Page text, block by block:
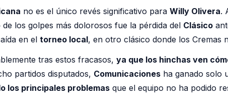
no es el único revés significativo para Willy Olivera.
los golpes más dolorosos fue la pérdida del Clásico
en el torneo local, en otro clásico donde los Cremas
tras estos fracasos, ya que los hinchas ven
partidos disputados, Comunicaciones ha ganado solo
los principales problemas que el equipo no ha podido